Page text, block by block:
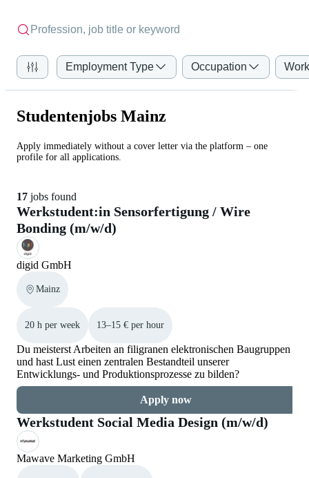
Employment Type Occupation
Studentenjobs Mainz
Apply immediately without a cover letter via the platform – one
profile for all applications.
17 jobs found
Werkstudent:in Sensorfertigung / Wire
Bonding (m/w/d)
digid GmbH
Mainz
20 h per week 13–15 € per hour
Du meisterst Arbeiten an filigranen elektronischen Baugruppen
und hast Lust einen zentralen Bestandteil unserer
Entwicklungs- und Produktionsprozesse zu bilden?
Apply now
Werkstudent Social Media Design (m/w/d)
Mawave Marketing GmbH